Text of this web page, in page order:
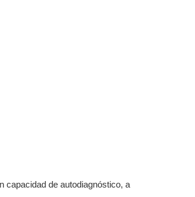
capacidad de autodiagnóstico, a